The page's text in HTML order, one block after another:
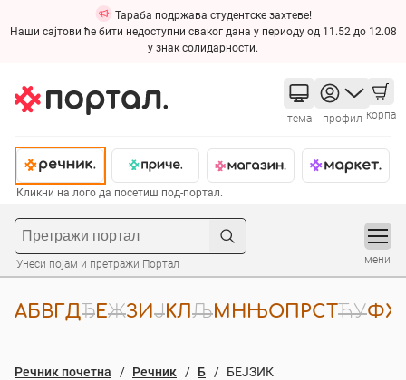
Тараба подржава студентске захтеве!
Наши сајтови ће бити недоступни сваког дана у периоду од 11.52 до 12.08
у знак солидарности.
тема профил корпа
Кликни на лого да посетиш под-портал.
Унеси појам и претражи Портал мени
АБВГ ДЂЕЖЗИЈКЛЉМНЊОПРС Т ЋУФХ
Речник почетна Речник Б БЕЈЗИК